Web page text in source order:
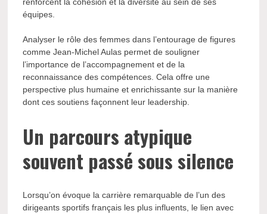
équipes.
Analyser le rôle des femmes dans l’entourage de figures
comme Jean-Michel Aulas permet de souligner
l’importance de l’accompagnement et de la
reconnaissance des compétences. Cela offre une
perspective plus humaine et enrichissante sur la manière
dont ces soutiens façonnent leur leadership.
Un parcours atypique
souvent passé sous silence
Lorsqu’on évoque la carrière remarquable de l’un des
dirigeants sportifs français les plus influents, le lien avec